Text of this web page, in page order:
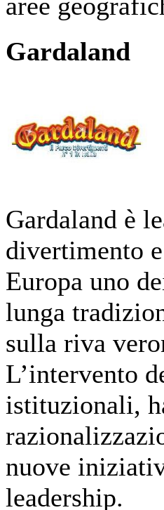
Gardaland
Gardaland è
divertimento
Europa uno
lunga
sulla riva
L’intervento
istituzionali,
nuove
leadership.